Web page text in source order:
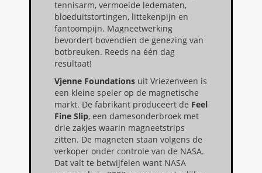
tennisarm, vermoeide ledematen,
bloeduitstortingen, littekenpijn en
fantoompijn. Magneetwerking
bevordert bovendien de genezing van
botbreuken. Reeds na één dag
resultaat!
Vjenne Foundations uit Vriezenveen is
een kleine speler op de magnetische
markt. De fabrikant produceert de Feel
Fine Slip, een damesonderbroek met
drie zakjes waarin magneetstrips
zitten. De magneten staan volgens de
verkoper onder controle van de NASA.
Dat valt te betwijfelen want NASA